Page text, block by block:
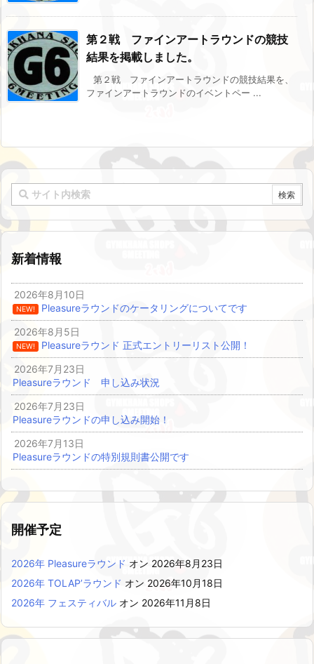
第２戦 ファインアートラウンドの競技
結果を掲載しました。
第２戦 ファインアートラウンドの競技結果を、
ファインアートラウンドのイベントペー ...
新着情報
2026年8月10日
NEW!
Pleasureラウンドのケータリングについてです
2026年8月5日
NEW!
Pleasureラウンド 正式エントリーリスト公開！
2026年7月23日
Pleasureラウンド 申し込み状況
2026年7月23日
Pleasureラウンドの申し込み開始！
2026年7月13日
Pleasureラウンドの特別規則書公開です
開催予定
2026年 Pleasureラウンド オン 2026年8月23日
2026年 TOLAP’ラウンド オン 2026年10月18日
2026年 フェスティバル オン 2026年11月8日